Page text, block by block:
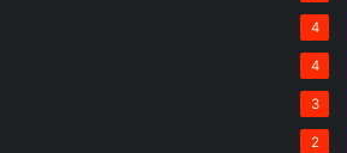
4
4
3
2